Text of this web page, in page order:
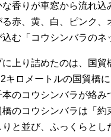
香りが車窓から流れ
赤、黄、白、ピンク
む「コウシンバラのネ
上り詰めたのは、国貿
キロメートルの国貿橋
のコウシンバラが絡み
のコウシンバラは「約
と並び、ふっくらとし